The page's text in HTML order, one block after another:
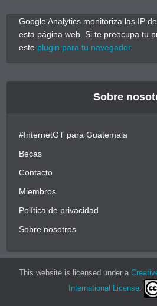
Google Analytics monitoriza las IP
esta página web. Si te preocupa tu
este plugin para tu navegador.
Sobre
#InternetGT para Guatemala
Becas
Contacto
Miembros
Política de privacidad
Sobre nosotros
This website is licensed under a
International License